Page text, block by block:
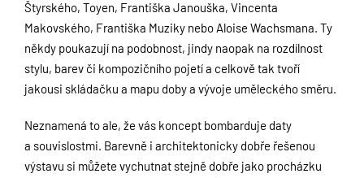
Štyrského, Toyen, Františka Janouška, Vincenta
Makovského, Františka Muziky nebo Aloise Wachsmana. Ty
někdy poukazují na podobnost, jindy naopak na rozdílnost
stylu, barev či kompozičního pojetí a celkově tak tvoří
jakousi skládačku a mapu doby a vývoje uměleckého směru.
Neznamená to ale, že vás koncept bombarduje daty
a souvislostmi. Barevně i architektonicky dobře řešenou
výstavu si můžete vychutnat stejně dobře jako procházku